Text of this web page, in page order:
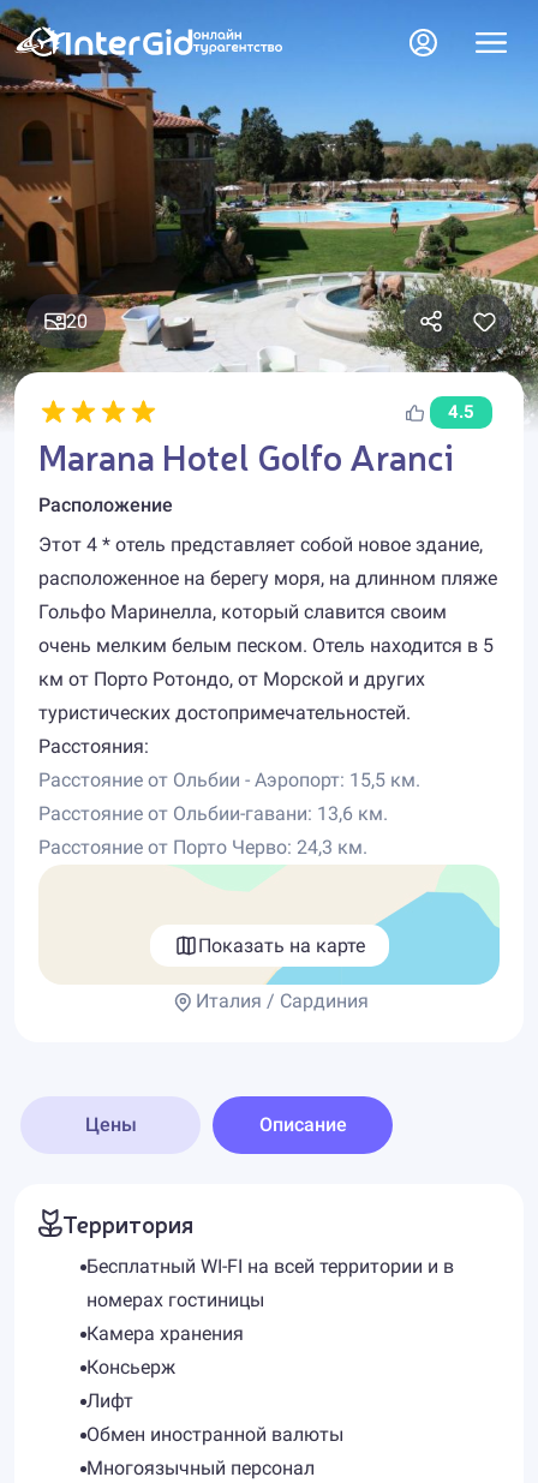
20
4.5
Marana Hotel Golfo Aranci
Расположение
Этот 4 * отель представляет собой новое здание,
расположенное на берегу моря, на длинном пляже
Гольфо Маринелла, который славится своим
очень мелким белым песком. Отель находится в 5
км от Порто Ротондо, от Морской и других
туристических достопримечательностей.
Расстояния:
Расстояние от Ольбии - Аэропорт: 15,5 км.
Расстояние от Ольбии-гавани: 13,6 км.
Расстояние от Порто Черво: 24,3 км.
Показать на карте
Италия / Сардиния
Цены Описание
Территория
Бесплатный WI-FI на всей территории и в
номерах гостиницы
Камера хранения
Консьерж
Лифт
Обмен иностранной валюты
Многоязычный персонал